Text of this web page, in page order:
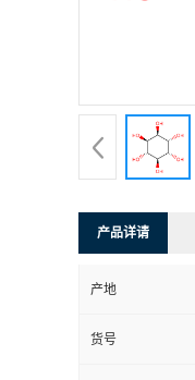
产品详请
产地
货号